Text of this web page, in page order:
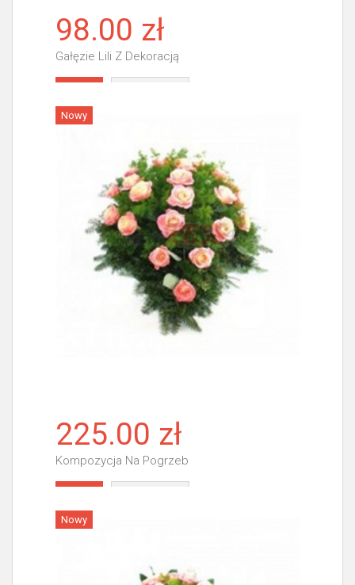
98.00 zł
Gałęzie Lili Z Dekoracją
Nowy
225.00 zł
Kompozycja Na Pogrzeb
Nowy